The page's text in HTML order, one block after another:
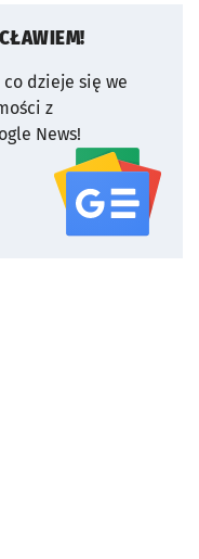
dzieje się we
z
News!
serwisu